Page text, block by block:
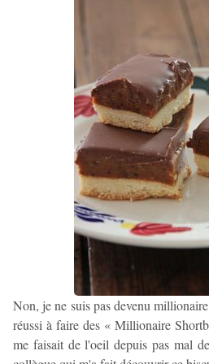
Non, je ne suis pas devenu
réussi à faire des « Millionaire
me faisait de l'oeil depuis pas mal